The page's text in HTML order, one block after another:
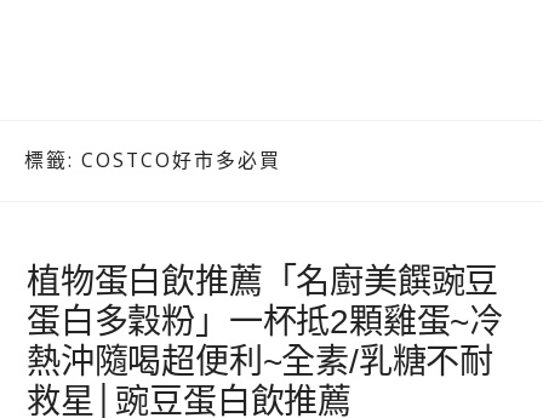
標籤: COSTCO好市多必買
植物蛋白飲推薦「名廚美饌豌豆
蛋白多穀粉」一杯抵2顆雞蛋~冷
熱沖隨喝超便利~全素/乳糖不耐
救星│豌豆蛋白飲推薦